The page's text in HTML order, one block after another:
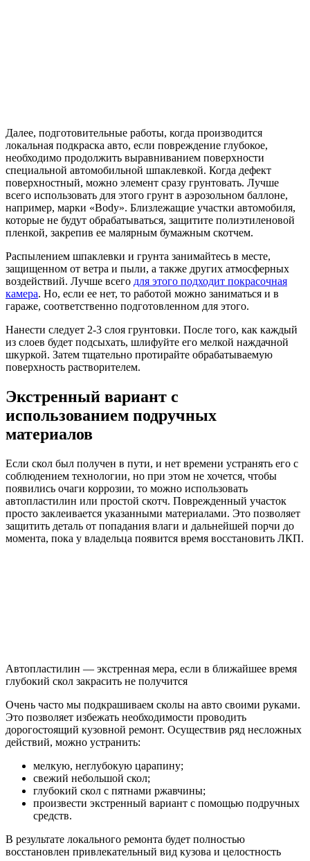
Далее, подготовительные работы, когда производится
локальная подкраска авто, если повреждение глубокое,
необходимо продолжить выравниванием поверхности
специальной автомобильной шпаклевкой. Когда дефект
поверхностный, можно элемент сразу грунтовать. Лучше
всего использовать для этого грунт в аэрозольном баллоне,
например, марки «Body». Близлежащие участки автомобиля,
которые не будут обрабатываться, защитите полиэтиленовой
пленкой, закрепив ее малярным бумажным скотчем.
Распылением шпаклевки и грунта занимайтесь в месте,
защищенном от ветра и пыли, а также других атмосферных
воздействий. Лучше всего для этого подходит покрасочная
камера. Но, если ее нет, то работой можно заниматься и в
гараже, соответственно подготовленном для этого.
Нанести следует 2-3 слоя грунтовки. После того, как каждый
из слоев будет подсыхать, шлифуйте его мелкой наждачной
шкуркой. Затем тщательно протирайте обрабатываемую
поверхность растворителем.
Экстренный вариант с
использованием подручных
материалов
Если скол был получен в пути, и нет времени устранять его с
соблюдением технологии, но при этом не хочется, чтобы
появились очаги коррозии, то можно использовать
автопластилин или простой скотч. Поврежденный участок
просто заклеивается указанными материалами. Это позволяет
защитить деталь от попадания влаги и дальнейшей порчи до
момента, пока у владельца появится время восстановить ЛКП.
Автопластилин — экстренная мера, если в ближайшее время
глубокий скол закрасить не получится
Очень часто мы подкрашиваем сколы на авто своими руками.
Это позволяет избежать необходимости проводить
дорогостоящий кузовной ремонт. Осуществив ряд несложных
действий, можно устранить:
мелкую, неглубокую царапину;
свежий небольшой скол;
глубокий скол с пятнами ржавчины;
произвести экстренный вариант с помощью подручных
средств.
В результате локального ремонта будет полностью
восстановлен привлекательный вид кузова и целостность